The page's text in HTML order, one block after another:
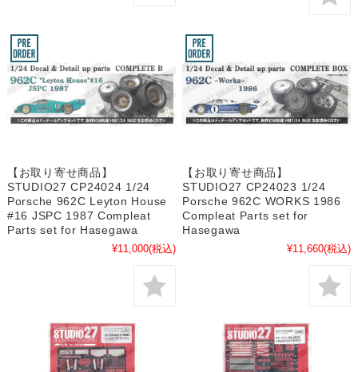
【お取り寄せ商品】
STUDIO27 CP24024 1/24
Porsche 962C Leyton House
#16 JSPC 1987 Compleat
Parts set for Hasegawa
¥11,000(税込)
【お取り寄せ商品】
STUDIO27 CP24023 1/24
Porsche 962C WORKS 1986
Compleat Parts set for
Hasegawa
¥11,660(税込)